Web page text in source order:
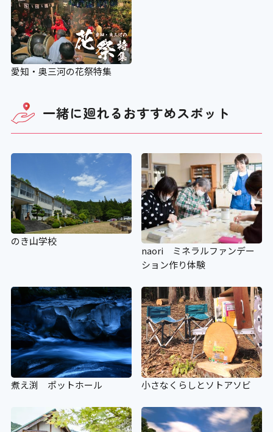
愛知・奥三河の花祭特集
一緒に廻れるおすすめスポット
のき山学校
naori ミネラルファンデー
ション作り体験
煮え渕 ポットホール 小さなくらしとソトアソビ